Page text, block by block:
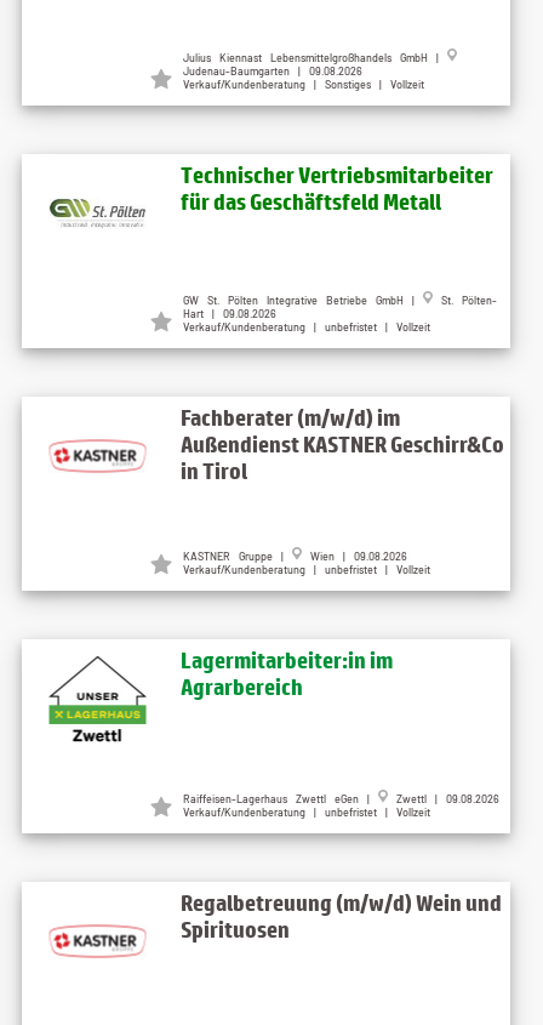
Julius Kiennast Lebensmittelgroßhandels GmbH |
Judenau-Baumgarten | 09.08.2026
Verkauf/Kundenberatung | Sonstiges | Vollzeit
Technischer Vertriebsmitarbeiter
für das Geschäftsfeld Metall
GW St. Pölten Integrative Betriebe GmbH |
St. Pölten-
Hart | 09.08.2026
Verkauf/Kundenberatung | unbefristet | Vollzeit
Fachberater (m/w/d) im
Außendienst KASTNER Geschirr&Co
in Tirol
KASTNER Gruppe |
Wien | 09.08.2026
Verkauf/Kundenberatung | unbefristet | Vollzeit
Lagermitarbeiter:in im
Agrarbereich
Raiffeisen-Lagerhaus Zwettl eGen |
Zwettl | 09.08.2026
Verkauf/Kundenberatung | unbefristet | Vollzeit
Regalbetreuung (m/w/d) Wein und
Spirituosen